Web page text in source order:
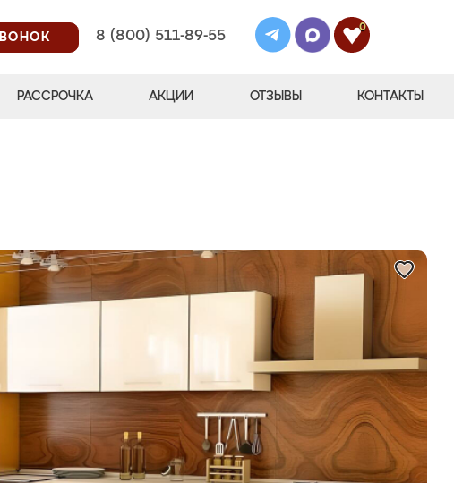
8 (800) 511-89-55
0
РАССРОЧКА АКЦИИ ОТЗЫВЫ КОНТАКТЫ